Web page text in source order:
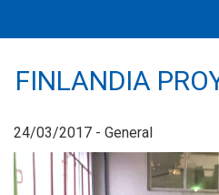
FINLANDIA
24/03/2017 - General